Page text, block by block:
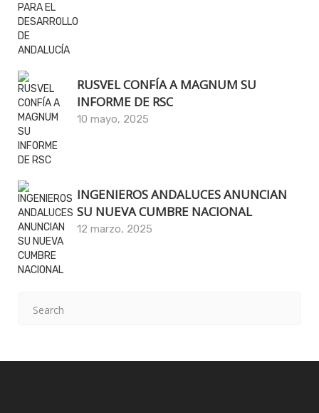
RUSVEL CONFÍA A MAGNUM SU
INFORME DE RSC
10 mayo, 2025
INGENIEROS ANDALUCES ANUNCIAN
SU NUEVA CUMBRE NACIONAL
12 marzo, 2025